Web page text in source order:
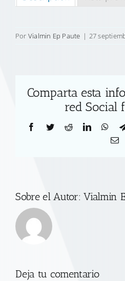
Por Vialmin Ep Paute | 27
Comparta esta
red Social
Facebook
TwitterRedditLinkedIn
Sobre el Autor:Vialmin
Deja tu comentario